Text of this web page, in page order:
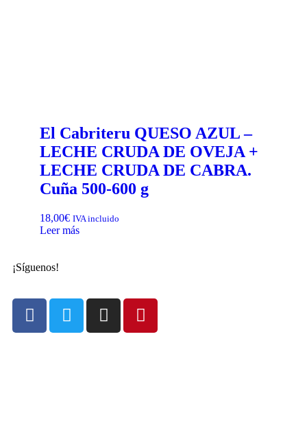
El Cabriteru QUESO AZUL –
LECHE CRUDA DE OVEJA +
LECHE CRUDA DE CABRA.
Cuña 500-600 g
18,00€ IVA incluido
Leer más
¡Síguenos!